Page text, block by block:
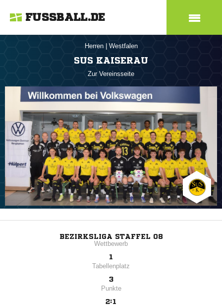
FUSSBALL.DE
Herren Westfalen
SUS KAISERAU
Zur Vereinsseite
BEZIRKSLIGA STAFFEL 08
Wettbewerb
1
Tabellenplatz
3
Punkte
2:1